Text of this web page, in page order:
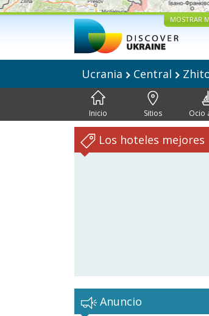
MOSTRAR
Ucrania Central
Inicio Sitios Ocio
Los hoteles mejores
Anuncio